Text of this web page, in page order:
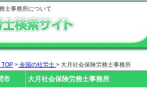
士事務所について
TOP > 全国の社労士 > 大月社会保険労務士事務所
市 大月社会保険労務士事務所